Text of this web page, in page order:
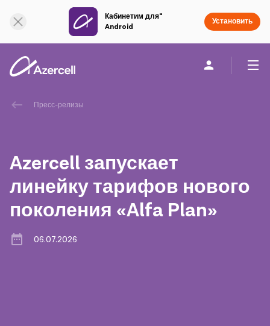
Кабинетим для"
Android
Установить
Частным клиентам
Социальная Ответственность
Устойчивое развитие
Карьера
Пресс-релизы
Azercell запускает
линейку тарифов нового
поколения «Alfa Plan»
06.07.2026
Онлайн поддержка